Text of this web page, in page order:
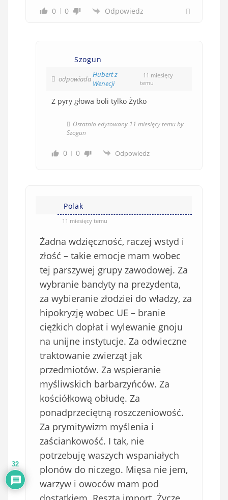
0 0 Odpowiedz
Szogun
odpowiadaHubert z
Wenecji
11 miesięcy
temu
Z pyry głowa boli tylko Żytko
Ostatnio edytowany 11 miesięcy temu by
Szogun
0 0 Odpowiedz
Polak
11 miesięcy temu
Żadna wdzięczność, raczej wstyd i
złość – takie emocje mam wobec
tej parszywej grupy zawodowej. Za
wybranie bandyty na prezydenta,
za wybieranie złodziei do władzy, za
hipokryzję wobec UE – branie
ciężkich dopłat i wylewanie gnoju
na unijne instytucje. Za odwieczne
traktowanie zwierząt jak
przedmiotów. Za wspieranie
myśliwskich barbarzyńców. Za
kościółkową obłudę. Za
ponadprzeciętną roszczeniowość.
Za prymitywizm myślenia i
zaściankowość. I tak, nie
potrzebuję waszych wspaniałych
plonów do niczego. Mięsa nie jem,
warzyw i owoców mam pod
32